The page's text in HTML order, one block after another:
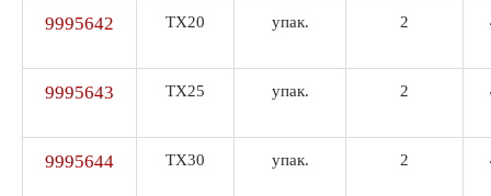
9995642 TX20 упак. 2
9995643 TX25 упак. 2
9995644 TX30 упак. 2